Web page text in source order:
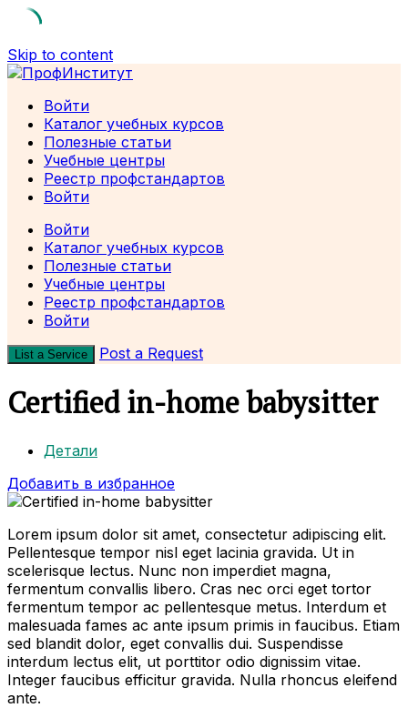
Skip to content
Войти
Каталог учебных курсов
Полезные статьи
Учебные центры
Реестр профстандартов
Войти
Войти
Каталог учебных курсов
Полезные статьи
Учебные центры
Реестр профстандартов
Войти
List a Service Post a Request
Certified in-home babysitter
Детали
Добавить в избранное
Lorem ipsum dolor sit amet, consectetur adipiscing elit.
Pellentesque tempor nisl eget lacinia gravida. Ut in
scelerisque lectus. Nunc non imperdiet magna,
fermentum convallis libero. Cras nec orci eget tortor
fermentum tempor ac pellentesque metus. Interdum et
malesuada fames ac ante ipsum primis in faucibus. Etiam
sed blandit dolor, eget convallis dui. Suspendisse
interdum lectus elit, ut porttitor odio dignissim vitae.
Integer faucibus efficitur gravida. Nulla rhoncus eleifend
ante.